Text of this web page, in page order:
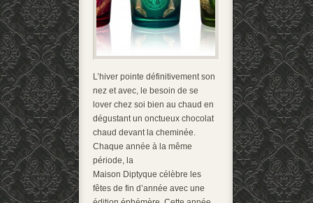
L’hiver pointe définitivement son
nez et avec, le besoin de se
lover chez soi bien au chaud en
dégustant un onctueux chocolat
chaud devant la cheminée.
Chaque année à la même
période, la
Maison Diptyque célèbre les
fêtes de fin d’année avec une